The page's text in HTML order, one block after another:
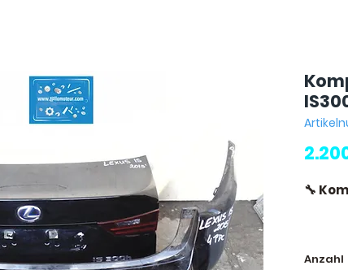
🔧
⭐
Anzahl